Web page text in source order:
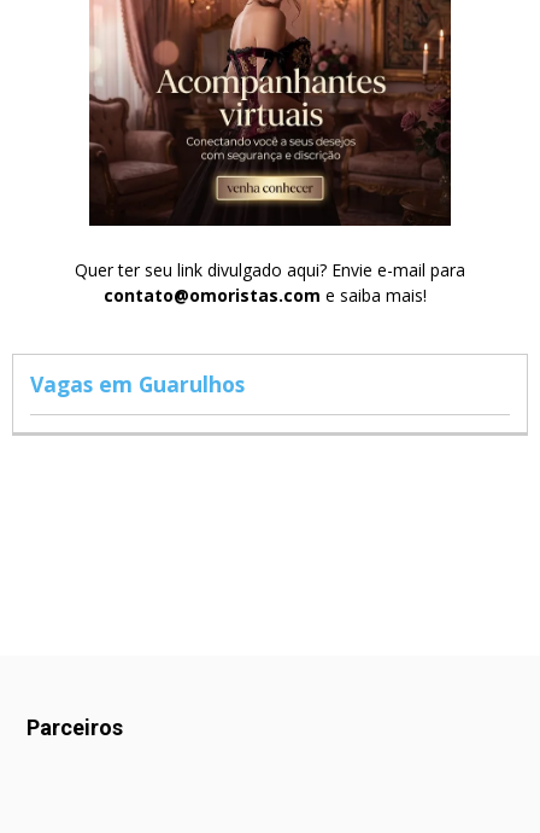
Quer ter seu link divulgado aqui? Envie e-mail para
contato@omoristas.com e saiba mais!
Vagas em Guarulhos
Parceiros